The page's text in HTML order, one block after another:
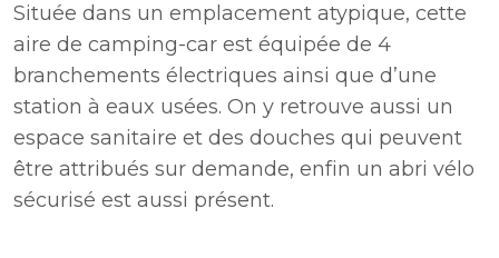
Située dans un emplacement atypique, cette
aire de camping-car est équipée de 4
branchements électriques ainsi que d’une
station à eaux usées. On y retrouve aussi un
espace sanitaire et des douches qui peuvent
être attribués sur demande, enfin un abri vélo
sécurisé est aussi présent.